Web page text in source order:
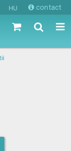
HU contact